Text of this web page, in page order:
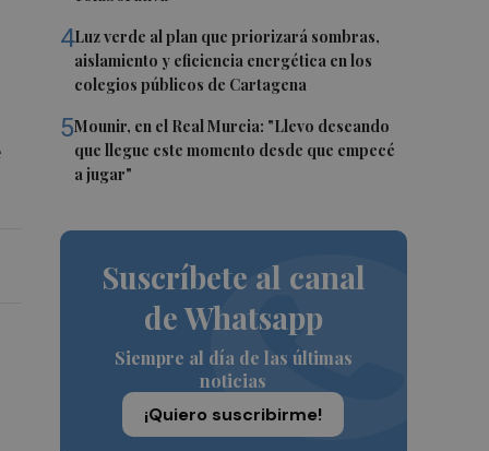
4Luz verde al plan que priorizará sombras,
aislamiento y eficiencia energética en los
colegios públicos de Cartagena
5Mounir, en el Real Murcia: "Llevo deseando
que llegue este momento desde que empecé
a jugar"
Suscríbete al canal
de Whatsapp
Siempre al día de las últimas
noticias
¡Quiero suscribirme!